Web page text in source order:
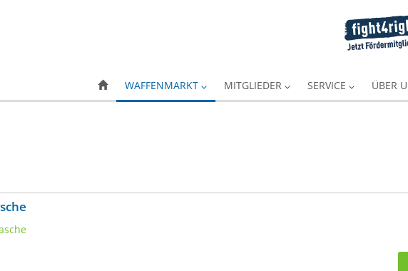
WAFFENMARKT MITGLIEDER SERVICE ÜBER